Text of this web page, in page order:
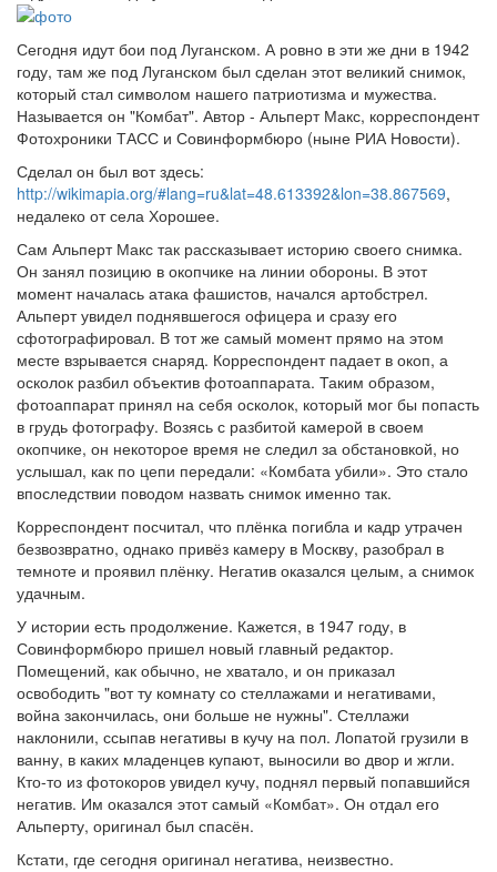
Сегодня идут бои под Луганском. А ровно в эти же дни в 1942
году, там же под Луганском был сделан этот великий снимок,
который стал символом нашего патриотизма и мужества.
Называется он "Комбат". Автор - Альперт Макс, корреспондент
Фотохроники ТАСС и Совинформбюро (ныне РИА Новости).
Сделал он был вот здесь:
http://wikimapia.org/#lang=ru&lat=48.613392&lon=38.867569,
недалеко от села Хорошее.
Сам Альперт Макс так рассказывает историю своего снимка.
Он занял позицию в окопчике на линии обороны. В этот
момент началась атака фашистов, начался артобстрел.
Альперт увидел поднявшегося офицера и сразу его
сфотографировал. В тот же самый момент прямо на этом
месте взрывается снаряд. Корреспондент падает в окоп, а
осколок разбил объектив фотоаппарата. Таким образом,
фотоаппарат принял на себя осколок, который мог бы попасть
в грудь фотографу. Возясь с разбитой камерой в своем
окопчике, он некоторое время не следил за обстановкой, но
услышал, как по цепи передали: «Комбата убили». Это стало
впоследствии поводом назвать снимок именно так.
Корреспондент посчитал, что плёнка погибла и кадр утрачен
безвозвратно, однако привёз камеру в Москву, разобрал в
темноте и проявил плёнку. Негатив оказался целым, а снимок
удачным.
У истории есть продолжение. Кажется, в 1947 году, в
Совинформбюро пришел новый главный редактор.
Помещений, как обычно, не хватало, и он приказал
освободить "вот ту комнату со стеллажами и негативами,
война закончилась, они больше не нужны". Стеллажи
наклонили, ссыпав негативы в кучу на пол. Лопатой грузили в
ванну, в каких младенцев купают, выносили во двор и жгли.
Кто-то из фотокоров увидел кучу, поднял первый попавшийся
негатив. Им оказался этот самый «Комбат». Он отдал его
Альперту, оригинал был спасён.
Кстати, где сегодня оригинал негатива, неизвестно.